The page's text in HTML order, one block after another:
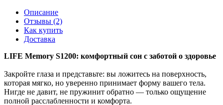
Описание
Отзывы (2)
Как купить
Доставка
LIFE Memory S1200: комфортный сон с заботой о здоровье
Закройте глаза и представьте: вы ложитесь на поверхность,
которая мягко, но уверенно принимает форму вашего тела.
Нигде не давит, не пружинит обратно — только ощущение
полной расслабленности и комфорта.